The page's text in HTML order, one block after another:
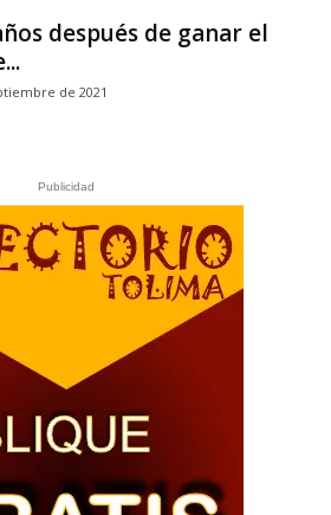
después de ganar el
de 2021
Publicidad